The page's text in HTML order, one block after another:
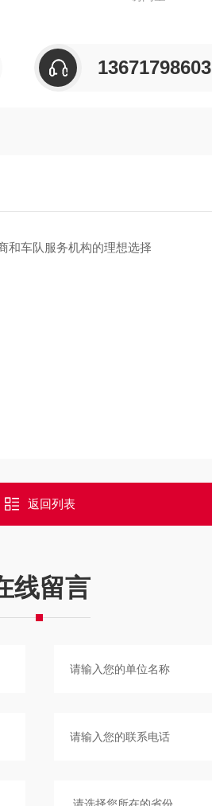
13671798603
和车队服务机构的理想选择
返回列表
线留言